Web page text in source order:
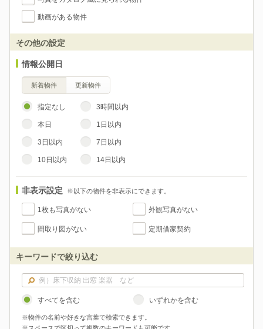
動画がある物件
その他の設定
情報公開日
新着物件 更新物件
指定なし 3時間以内
本日 1日以内
3日以内 7日以内
10日以内 14日以内
非表示設定 ※以下の物件を非表示にできます。
1枚も写真がない 外観写真がない
間取り図がない 定期借家契約
キーワードで絞り込む
すべてを含む いずれかを含む
※物件の名前や好きな言葉で検索できます。